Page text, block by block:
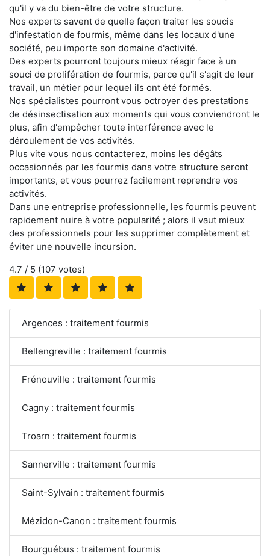
qu'il y va du bien-être de votre structure.
Nos experts savent de quelle façon traiter les soucis
d'infestation de fourmis, même dans les locaux d'une
société, peu importe son domaine d'activité.
Des experts pourront toujours mieux réagir face à un
souci de prolifération de fourmis, parce qu'il s'agit de leur
travail, un métier pour lequel ils ont été formés.
Nos spécialistes pourront vous octroyer des prestations
de désinsectisation aux moments qui vous conviendront le
plus, afin d'empêcher toute interférence avec le
déroulement de vos activités.
Plus vite vous nous contacterez, moins les dégâts
occasionnés par les fourmis dans votre structure seront
importants, et vous pourrez facilement reprendre vos
activités.
Dans une entreprise professionnelle, les fourmis peuvent
rapidement nuire à votre popularité ; alors il vaut mieux
des professionnels pour les supprimer complètement et
éviter une nouvelle incursion.
4.7 / 5 (107 votes)
Argences : traitement fourmis
Bellengreville : traitement fourmis
Frénouville : traitement fourmis
Cagny : traitement fourmis
Troarn : traitement fourmis
Sannerville : traitement fourmis
Saint-Sylvain : traitement fourmis
Mézidon-Canon : traitement fourmis
Bourguébus : traitement fourmis